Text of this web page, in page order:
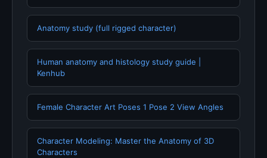
Anatomy study (full rigged character)
Human anatomy and histology study guide |
Kenhub
Female Character Art Poses 1 Pose 2 View Angles
Character Modeling: Master the Anatomy of 3D
Characters